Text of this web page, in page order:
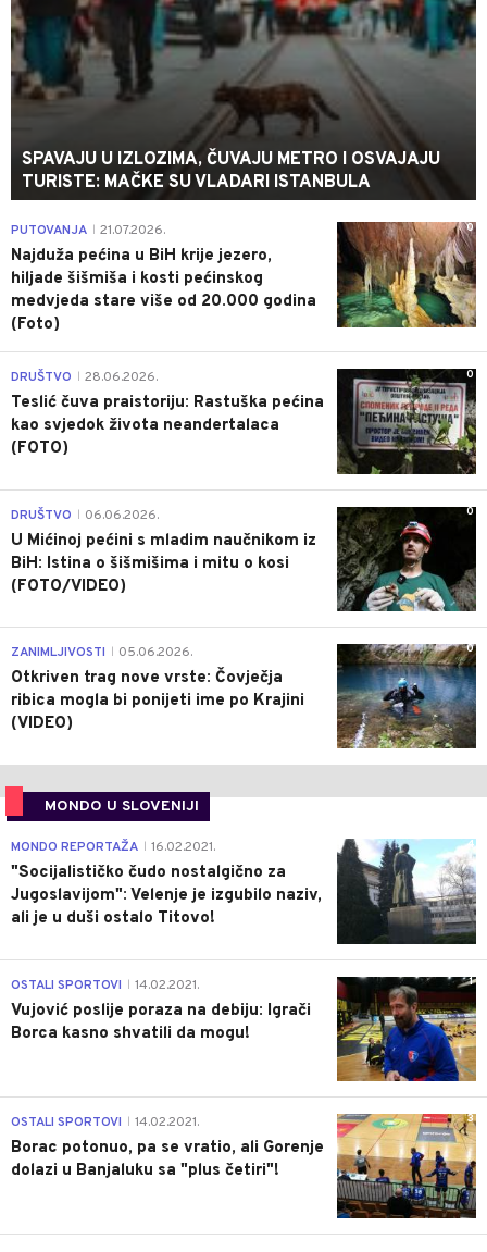
SPAVAJU U IZLOZIMA, ČUVAJU METRO I OSVAJAJU
TURISTE: MAČKE SU VLADARI ISTANBULA
0
PUTOVANJA 21.07.2026.
Najduža pećina u BiH krije jezero,
hiljade šišmiša i kosti pećinskog
medvjeda stare više od 20.000 godina
(Foto)
0
DRUŠTVO 28.06.2026.
Teslić čuva praistoriju: Rastuška pećina
kao svjedok života neandertalaca
(FOTO)
0
DRUŠTVO 06.06.2026.
U Mićinoj pećini s mladim naučnikom iz
BiH: Istina o šišmišima i mitu o kosi
(FOTO/VIDEO)
0
ZANIMLJIVOSTI 05.06.2026.
Otkriven trag nove vrste: Čovječja
ribica mogla bi ponijeti ime po Krajini
(VIDEO)
MONDO U SLOVENIJI
4
MONDO REPORTAŽA 16.02.2021.
"Socijalističko čudo nostalgično za
Jugoslavijom": Velenje je izgubilo naziv,
ali je u duši ostalo Titovo!
1
OSTALI SPORTOVI 14.02.2021.
Vujović poslije poraza na debiju: Igrači
Borca kasno shvatili da mogu!
3
OSTALI SPORTOVI 14.02.2021.
Borac potonuo, pa se vratio, ali Gorenje
dolazi u Banjaluku sa "plus četiri"!